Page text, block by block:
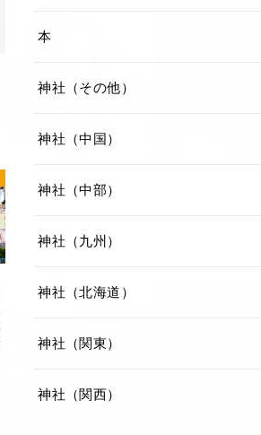
本
神社（その他）
神社（中国）
神社（中部）
神社（九州）
神社（北海道）
神社（関東）
神社（関西）